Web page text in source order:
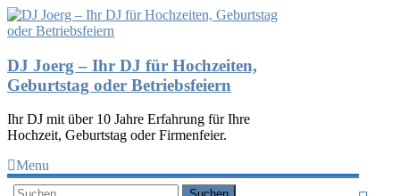
DJ Joerg – Ihr DJ für Hochzeiten,
Geburtstag oder Betriebsfeiern
Ihr DJ mit über 10 Jahre Erfahrung für Ihre
Hochzeit, Geburtstag oder Firmenfeier.
Menu